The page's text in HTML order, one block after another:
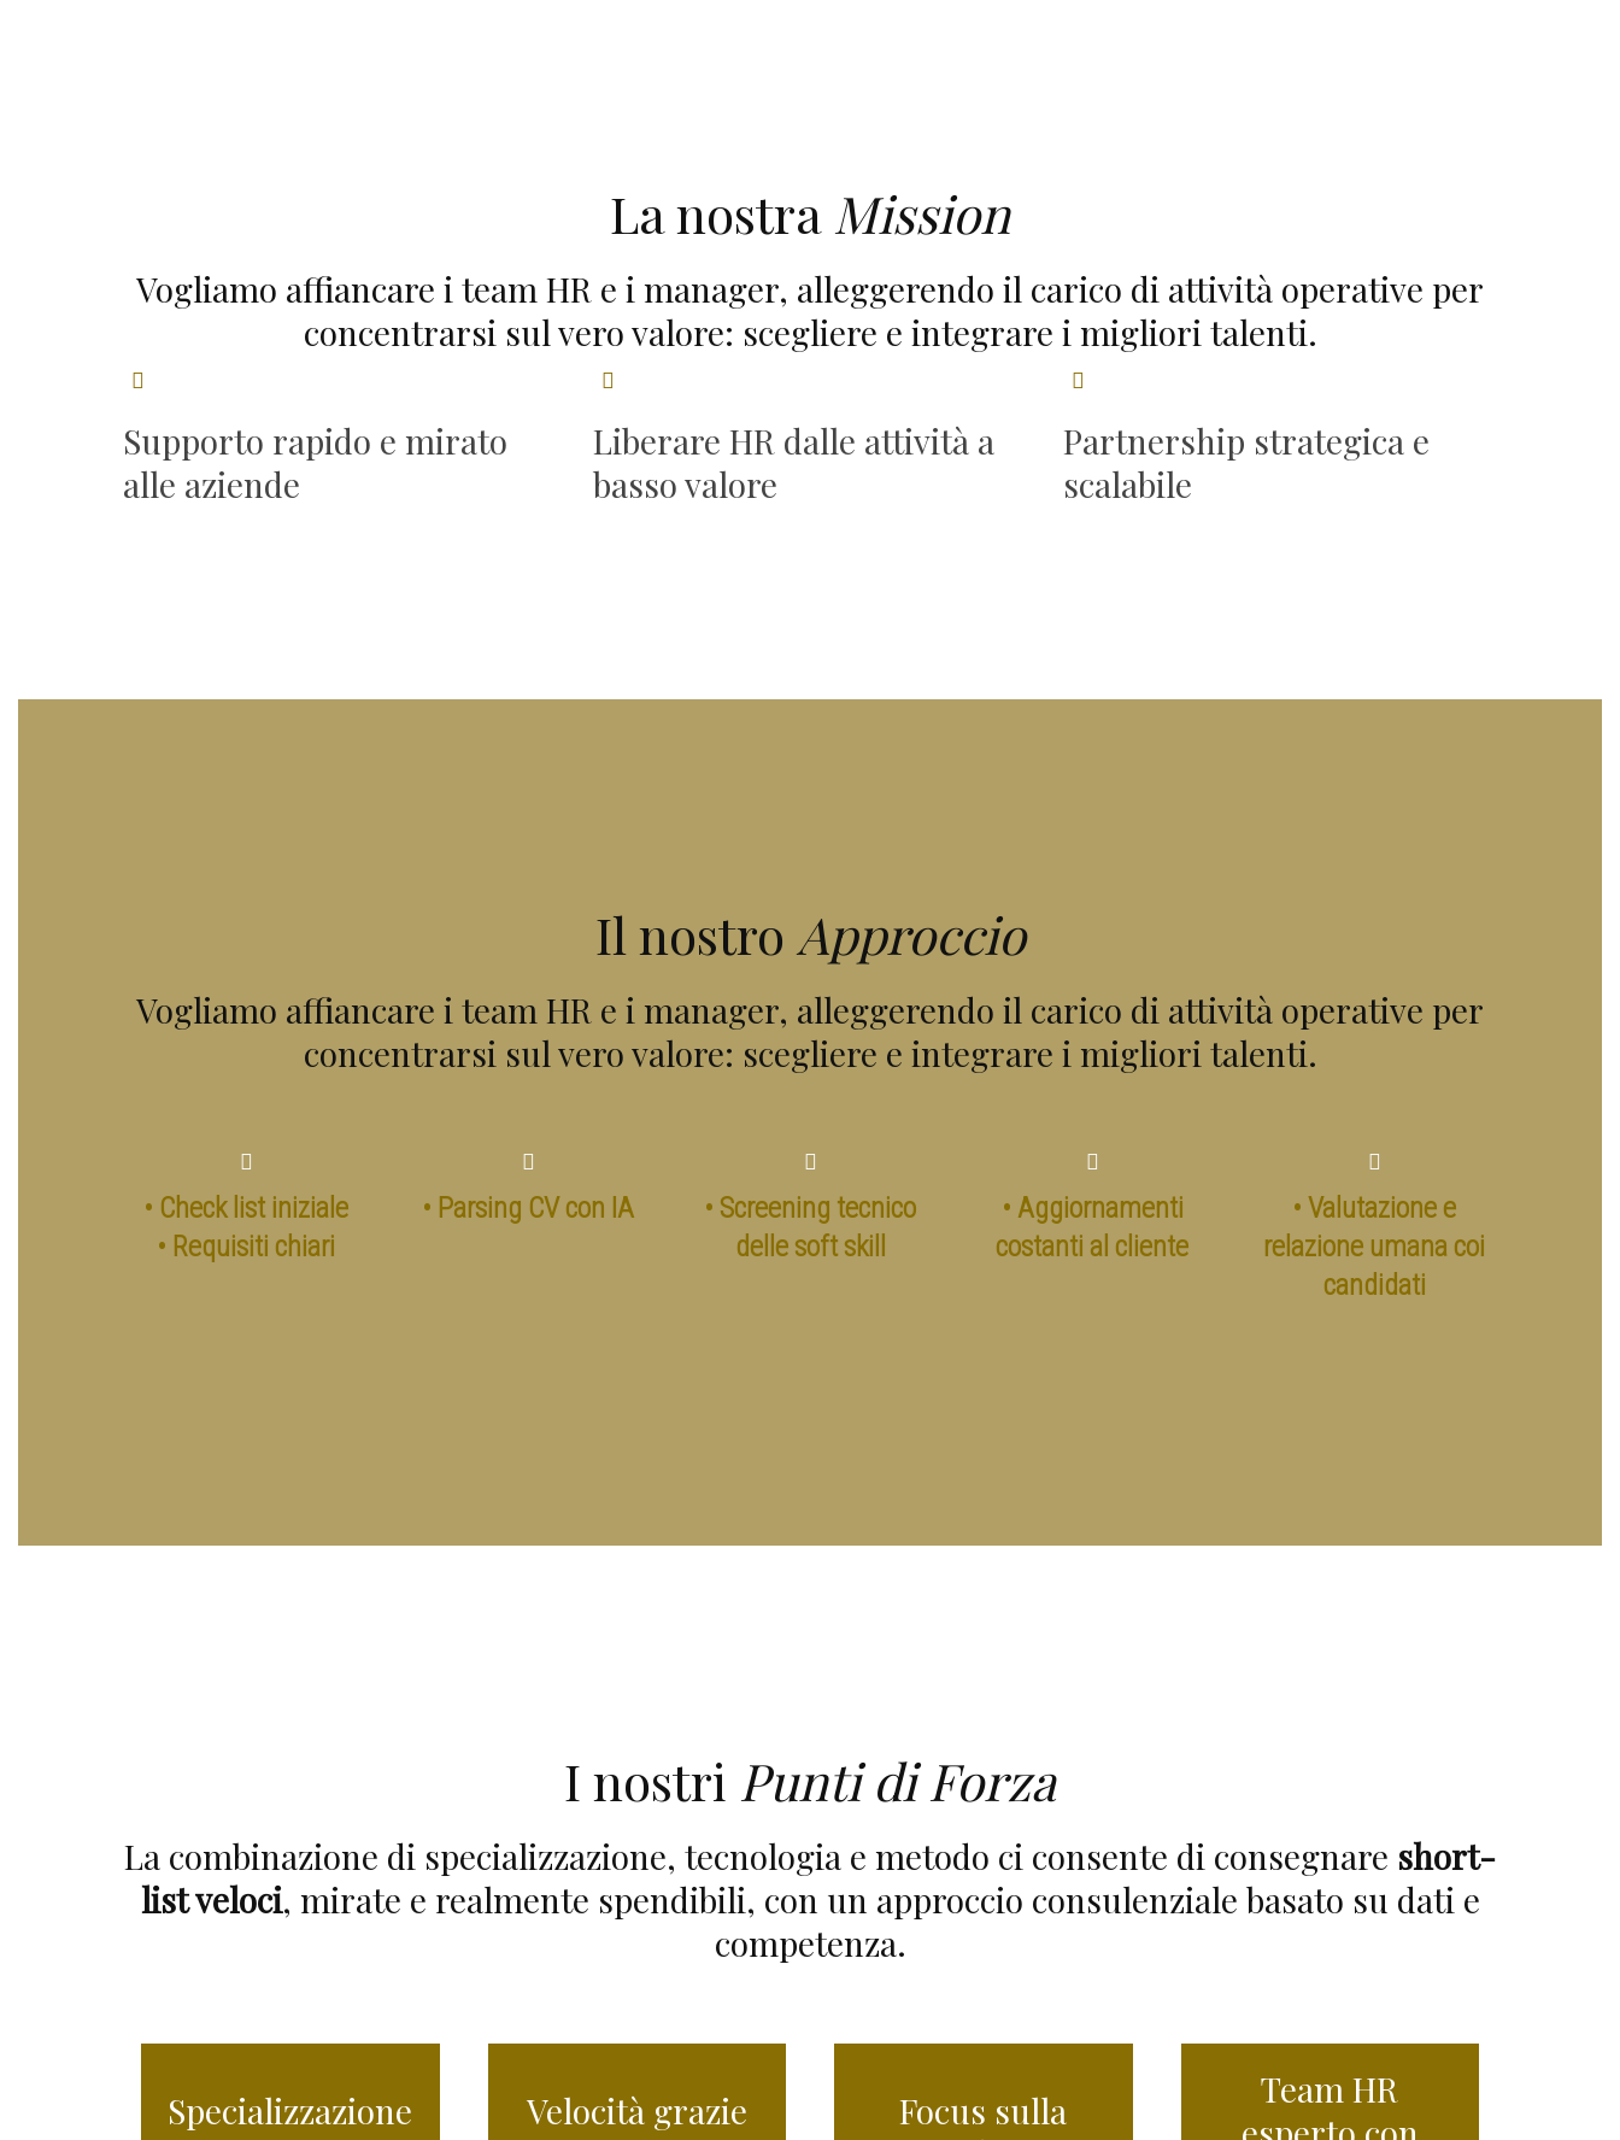
La nostra Mission
Vogliamo affiancare i team HR e i manager, alleggerendo il carico di attività operative per
concentrarsi sul vero valore: scegliere e integrare i migliori talenti.
Supporto rapido e mirato
alle aziende
Liberare HR dalle attività a
basso valore
Partnership strategica e
scalabile
Il nostro Approccio
Vogliamo affiancare i team HR e i manager, alleggerendo il carico di attività operative per
concentrarsi sul vero valore: scegliere e integrare i migliori talenti.
• Check list iniziale
• Requisiti chiari
• Parsing CV con IA
• Screening tecnico
delle soft skill
• Aggiornamenti
costanti al cliente
• Valutazione e
relazione umana coi
candidati
I nostri Punti di Forza
La combinazione di specializzazione, tecnologia e metodo ci consente di consegnare short-
list veloci, mirate e realmente spendibili, con un approccio consulenziale basato su dati e
competenza.
Specializzazione
Velocità grazie
Focus sulla
Team HR